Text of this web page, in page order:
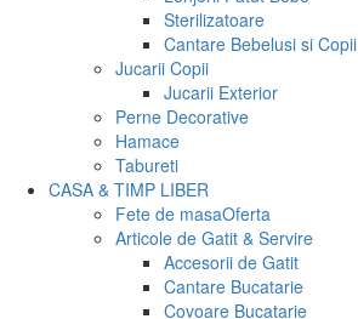
Sterilizatoare
Cantare Bebelusi si Copii
Jucarii Copii
Jucarii Exterior
Perne Decorative
Hamace
Tabureti
CASA & TIMP LIBER
Fete de masaOferta
Articole de Gatit & Servire
Accesorii de Gatit
Cantare Bucatarie
Covoare Bucatarie